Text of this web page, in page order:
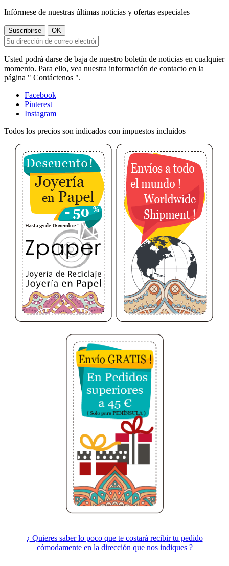
Infórmese de nuestras últimas noticias y ofertas especiales
Usted podrá darse de baja de nuestro boletín de noticias en cualquier
momento. Para ello, vea nuestra información de contacto en la
página " Contáctenos ".
Facebook
Pinterest
Instagram
Todos los precios son indicados con impuestos incluidos
¿ Quieres saber lo poco que te costará recibir tu pedido
cómodamente en la dirección que nos indiques ?